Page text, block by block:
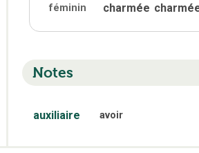
féminin charmée
Notes
auxiliaire avoir